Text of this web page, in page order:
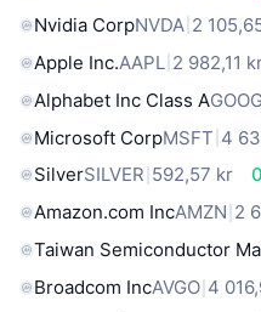
Nvidia CorpNVDA 2
Apple Inc.AAPL 2 982,11
Alphabet Inc Class A
Microsoft CorpMSFT 4
SilverSILVER 592,57 kr
Amazon.com IncAMZN 2
Taiwan Semiconductor
Broadcom IncAVGO 4